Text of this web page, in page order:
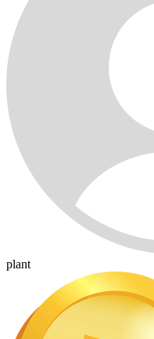
plant